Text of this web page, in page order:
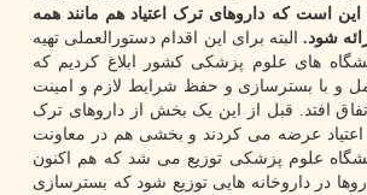
است که داروهای ترک اعتیاد هم مانند همه
شود. البته برای این اقدام دستورالعملی تهیه
های علوم پزشکی کشور ابلاغ کردیم که
و با بسترسازی و حفظ شرایط لازم و امینت
افتد. قبل از این یک بخش از داروهای ترک
اعتیاد عرضه می کردند و بخشی هم در معاونت
علوم پزشکی توزیع می شد که هم اکنون
در داروخانه هایی توزیع شود که بسترسازی